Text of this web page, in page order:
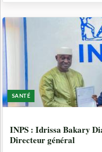
SANTÉ
INPS : Idrissa Bakary
Directeur général